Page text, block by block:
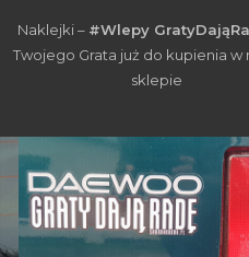
Naklejki – #Wlepy
Twojego Grata już do kupienia w
sklepie